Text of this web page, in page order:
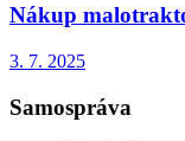
Nákup
3. 7. 2025
Samospráva